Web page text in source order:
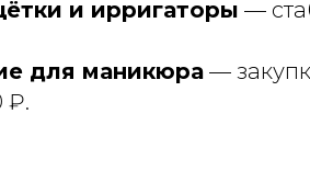
и ирригаторы —
для маникюра —
₽.